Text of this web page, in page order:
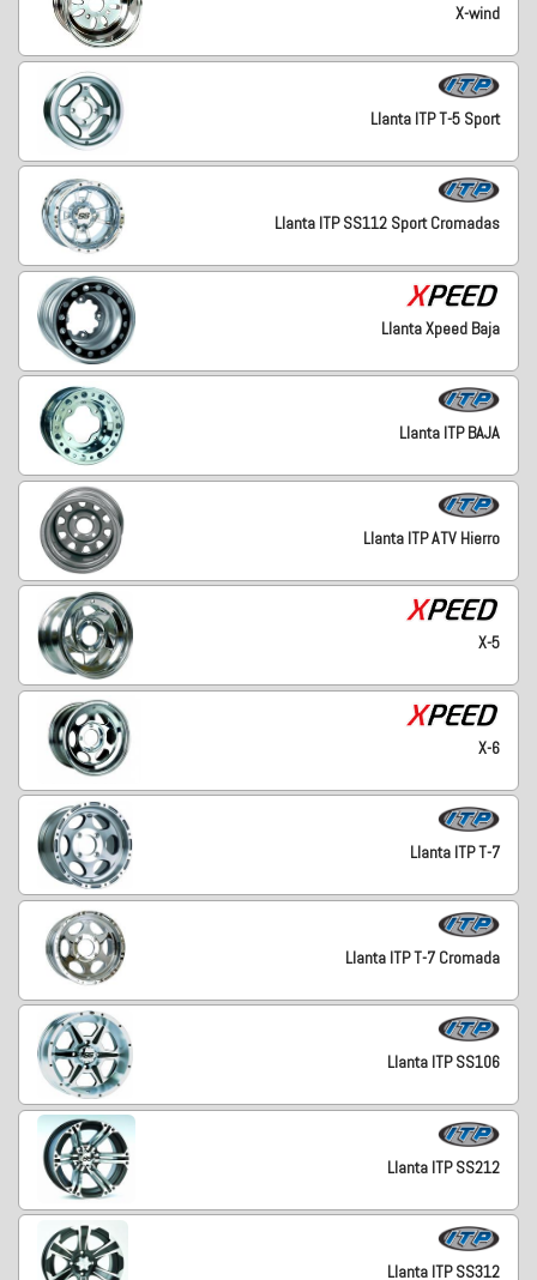
X-wind
Llanta ITP T-5 Sport
Llanta ITP SS112 Sport Cromadas
Llanta Xpeed Baja
Llanta ITP BAJA
Llanta ITP ATV Hierro
X-5
X-6
Llanta ITP T-7
Llanta ITP T-7 Cromada
Llanta ITP SS106
Llanta ITP SS212
Llanta ITP SS312